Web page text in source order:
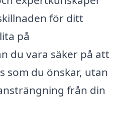
för ditt
på
du vara säker på att
som du önskar, utan
från din